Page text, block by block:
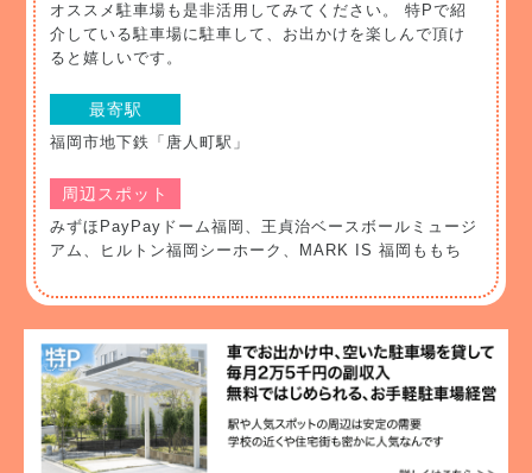
オススメ駐車場も是非活用してみてください。 特Pで紹
介している駐車場に駐車して、お出かけを楽しんで頂け
ると嬉しいです。
最寄駅
福岡市地下鉄「唐人町駅」
周辺スポット
みずほPayPayドーム福岡、王貞治ベースボールミュージ
アム、ヒルトン福岡シーホーク、MARK IS 福岡ももち